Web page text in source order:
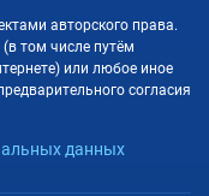
авторского права.
том числе путём
или любое иное
согласия
данных